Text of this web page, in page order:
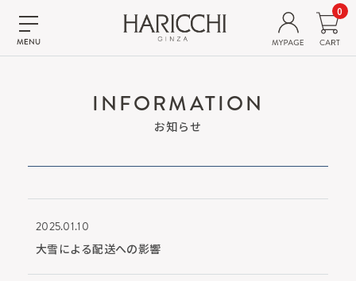
0
INFORMATION
お知らせ
2025.01.10
大雪による配送への影響